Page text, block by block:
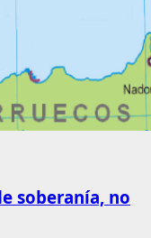
soberanía, no